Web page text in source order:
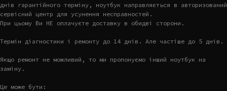
днів гарантійного терміну, ноутбук направляється в авторизований
сервісний центр для усунення несправностей.
При цьому Ви НЕ оплачуєте доставку в обидві сторони.
Термін діагностики і ремонту до 14 днів. Але частіше до 5 днів.
Якщо ремонт не можливий, то ми пропонуємо інший ноутбук на
заміну.
Це може бути: